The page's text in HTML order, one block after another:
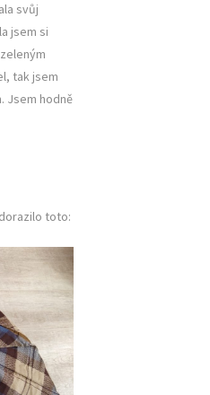
svůj
jsem si
tak jsem
Jsem hodně
toto: